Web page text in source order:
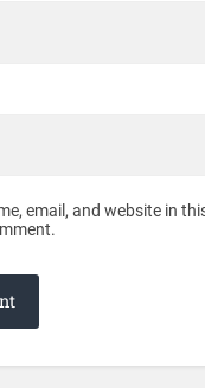
email, and website in